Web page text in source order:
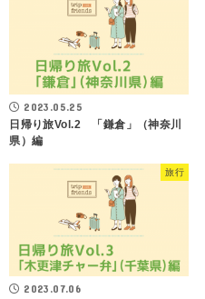
2023.05.25
日帰り旅Vol.2 「鎌倉」（神奈川
県）編
旅行
2023.07.06